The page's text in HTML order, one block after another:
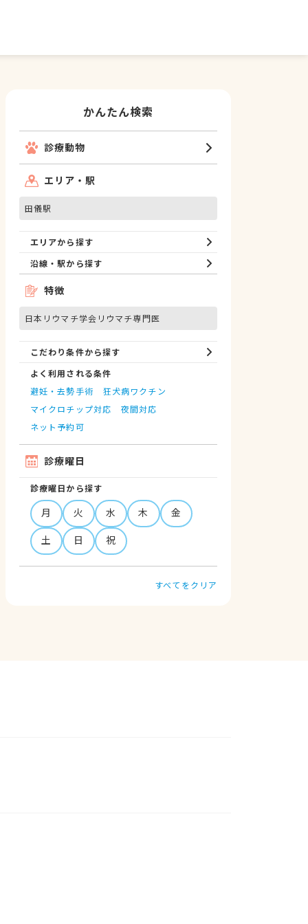
かんたん検索
診療動物
エリア・駅
田儀駅
エリアから探す
沿線・駅から探す
特徴
日本リウマチ学会リウマチ専門医
こだわり条件から探す
よく利用される条件
避妊・去勢手術
狂犬病ワクチン
マイクロチップ対応
夜間対応
ネット予約可
診療曜日
診療曜日から探す
月 火 水 木
金
土
日 祝
すべてをクリア